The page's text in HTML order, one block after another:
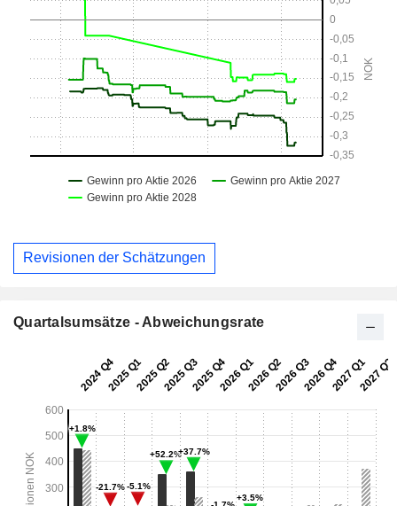
Revisionen der Schätzungen
Quartalsumsätze - Abweichungsrate